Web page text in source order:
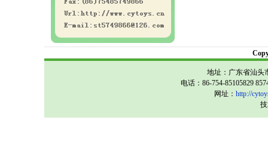
地址：广东省汕头
电话：86-754-85105829
网址： http://